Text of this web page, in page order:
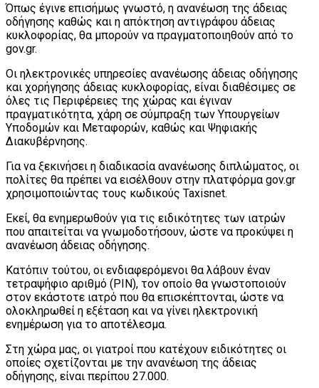
Όπως έγινε επισήμως γνωστό, η ανανέωση της άδειας
οδήγησης καθώς και η απόκτηση αντιγράφου άδειας
κυκλοφορίας, θα μπορούν να πραγματοποιηθούν από το
gov.gr.
Οι ηλεκτρονικές υπηρεσίες ανανέωσης άδειας οδήγησης
και χορήγησης άδειας κυκλοφορίας, είναι διαθέσιμες σε
όλες τις Περιφέρειες της χώρας και έγιναν
πραγματικότητα, χάρη σε σύμπραξη των Υπουργείων
Υποδομών και Μεταφορών, καθώς και Ψηφιακής
Διακυβέρνησης.
Για να ξεκινήσει η διαδικασία ανανέωσης διπλώματος, οι
πολίτες θα πρέπει να εισέλθουν στην πλατφόρμα gov.gr
χρησιμοποιώντας τους κωδικούς Taxisnet.
Εκεί, θα ενημερωθούν για τις ειδικότητες των ιατρών
που απαιτείται να γνωμοδοτήσουν, ώστε να προκύψει η
ανανέωση άδειας οδήγησης.
Κατόπιν τούτου, οι ενδιαφερόμενοι θα λάβουν έναν
τετραψήφιο αριθμό (PIN), τον οποίο θα γνωστοποιούν
στον εκάστοτε ιατρό που θα επισκέπτονται, ώστε να
ολοκληρωθεί η εξέταση και να γίνει ηλεκτρονική
ενημέρωση για το αποτέλεσμα.
Στη χώρα μας, οι γιατροί που κατέχουν ειδικότητες οι
οποίες σχετίζονται με την ανανέωση της άδειας
οδήγησης, είναι περίπου 27.000.